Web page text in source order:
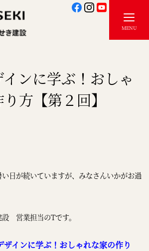
ンに学ぶ！おしゃ
方【第２回】
日が続いていますが、みなさんいかがお過
営業担当のTです。
ザインに学ぶ！おしゃれな家の作り